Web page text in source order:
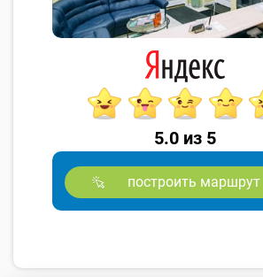
5.0 из 5
построить маршрут